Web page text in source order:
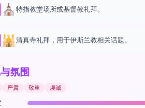
特指教堂场所或基督教礼拜。
清真寺礼拜，用于伊斯兰教相关话题。
氛围
严肃 敬重 虔诚